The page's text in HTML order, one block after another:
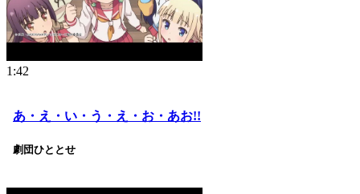
1:42
あ・え・い・う・え・お・あお!!
劇団ひととせ